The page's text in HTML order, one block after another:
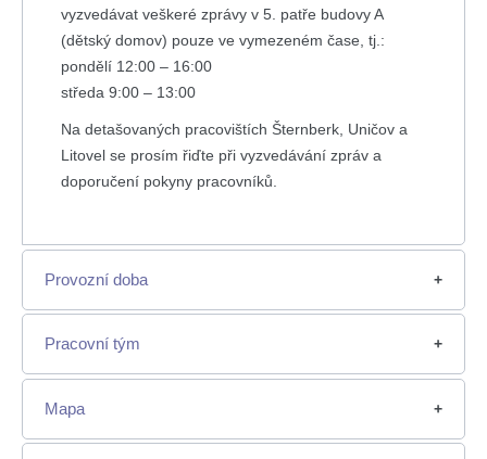
vyzvedávat veškeré zprávy v 5. patře budovy A
(dětský domov) pouze ve vymezeném čase, tj.:
pondělí 12:00 – 16:00
středa 9:00 – 13:00
Na detašovaných pracovištích Šternberk, Uničov a
Litovel se prosím řiďte při vyzvedávání zpráv a
doporučení pokyny pracovníků.
Provozní doba
Pracovní tým
Mapa